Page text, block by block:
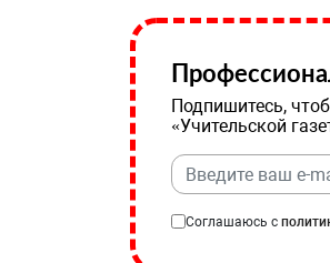
Подпишитесь,
«Учительской
Соглашаюсь с